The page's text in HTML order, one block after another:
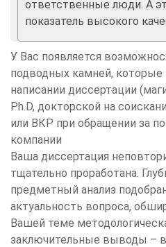
ответственные люди. А
показатель высокого
У Вас появляется
подводных камней, которые
написании диссертации
Ph.D, докторской на
или ВКР при обращении за
компании
Ваша диссертация
тщательно проработана.
предметный анализ
актуальность вопроса,
Вашей теме
заключительные выводы –